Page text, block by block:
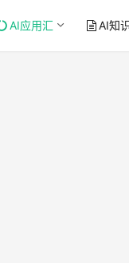
AI应用汇 AI知